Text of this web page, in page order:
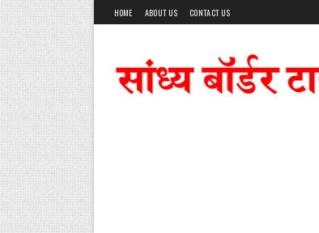
HOME ABOUT US CONTACT US